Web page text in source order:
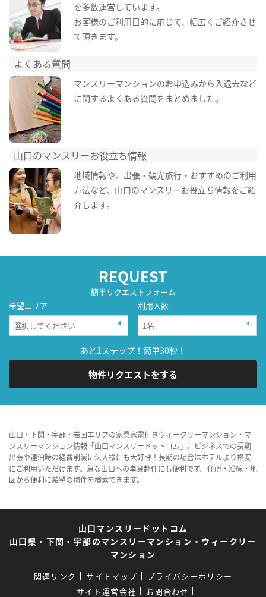
を多数運営しています。
お客様のご利用目的に応じて、幅広くご紹介させ
て頂きます。
よくある質問
マンスリーマンションのお申込みから入退去など
に関するよくある質問をまとめました。
山口のマンスリーお役立ち情報
地域情報や、出張・観光旅行・おすすめのご利用
方法など、山口のマンスリーお役立ち情報をご紹
介します。
REQUEST
簡単リクエストフォーム
希望エリア
利用人数
あと1ステップ！簡単30秒！
物件リクエストをする
山口・下関・宇部・岩国エリアの家具家電付きウィークリーマンション・マ
ンスリーマンション情報「山口マンスリードットコム」。ビジネスでの長期
出張や連泊時の経費削減に法人様にも大好評！長期の場合はホテルより格安
にご利用いただけます。急な山口への単身赴任にも便利です。住所・沿線・地
図から便利に希望の物件を検索できます。
山口マンスリードットコム
山口県・下関・宇部のマンスリーマンション・ウィークリー
マンション
関連リンク サイトマップ
プライバシーポリシー
サイト運営会社
お問合わせ